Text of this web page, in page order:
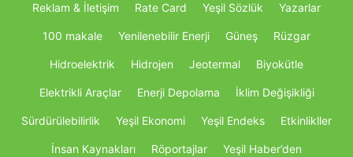
Reklam & İletişim Rate Card Yeşil Sözlük Yazarlar
100 makale Yenilenebilir Enerji Güneş Rüzgar
Hidroelektrik Hidrojen Jeotermal Biyokütle
Elektrikli Araçlar Enerji Depolama İklim Değişikliği
Sürdürülebilirlik Yeşil Ekonomi Yeşil Endeks Etkinlikller
İnsan Kaynakları Röportajlar Yeşil Haber’den